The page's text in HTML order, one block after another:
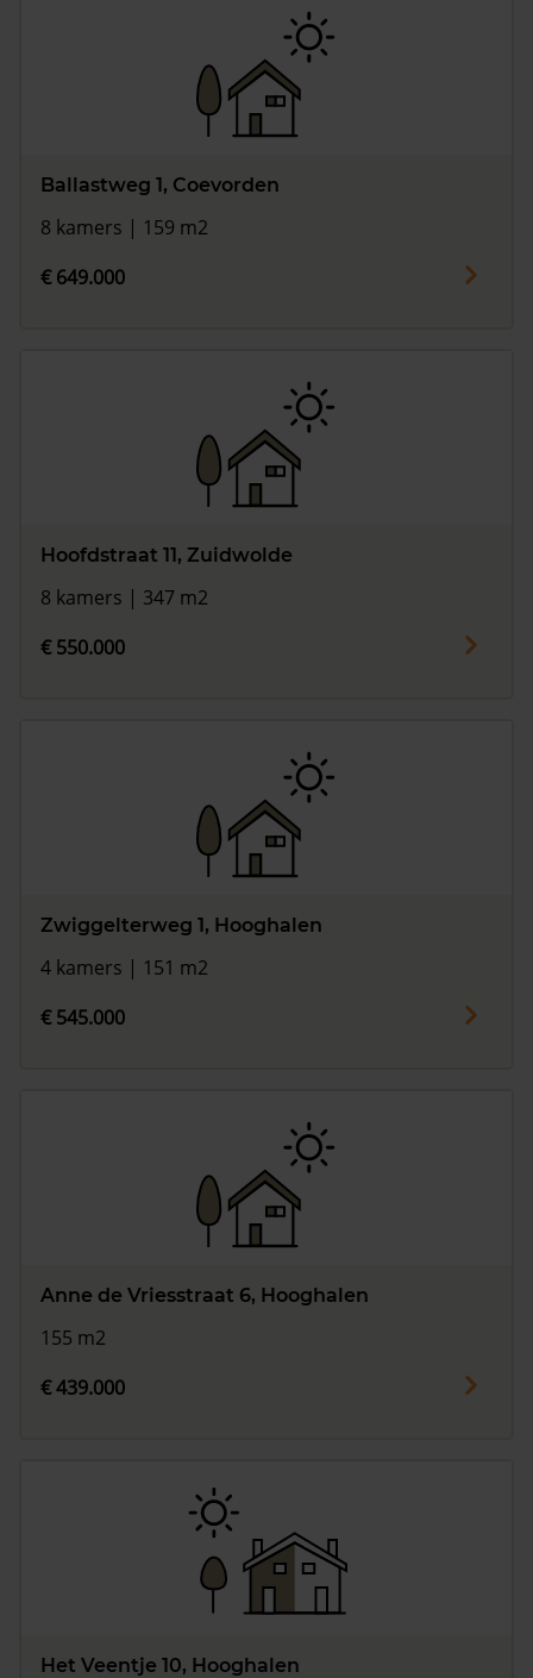
Ballastweg 1, Coevorden
8 kamers | 159 m2
€ 649.000
Hoofdstraat 11, Zuidwolde
8 kamers | 347 m2
€ 550.000
Zwiggelterweg 1, Hooghalen
4 kamers | 151 m2
€ 545.000
Anne de Vriesstraat 6, Hooghalen
155 m2
€ 439.000
Het Veentje 10, Hooghalen